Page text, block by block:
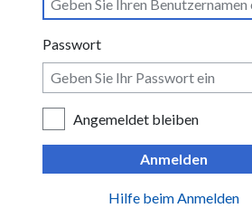
Passwort
Angemeldet bleiben
Anmelden
Hilfe beim Anmelden